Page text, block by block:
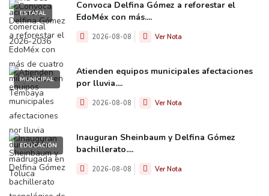
ESTATAL
Convoca Delfina Gómez a reforestar el
EdoMéx con más....
2026-08-08 Ver Nota
MUNICIPAL
Atienden equipos municipales afectaciones
por lluvia....
2026-08-08 Ver Nota
EDUCACIÓN
Inauguran Sheinbaum y Delfina Gómez
bachillerato....
2026-08-08 Ver Nota